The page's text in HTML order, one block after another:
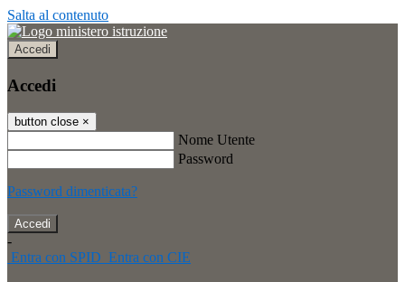
Salta al contenuto
Accedi
Accedi
button close ×
Nome Utente
Password
Password dimenticata?
-
Entra con SPID Entra con CIE